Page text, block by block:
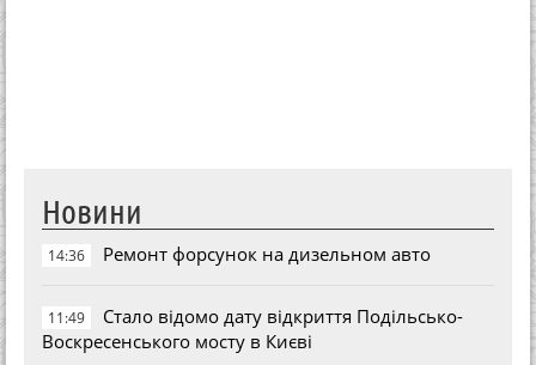
Новини
14:36 Ремонт форсунок на дизельном авто
11:49
Стало відомо дату відкриття Подільсько-
Воскресенського мосту в Києві